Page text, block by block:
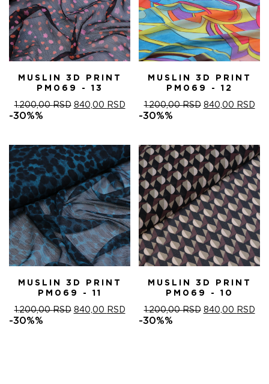
MUSLIN 3D PRINT
PM069 - 13
1.200,00RSD ОРИГИНАЛНА
1.200,00 RSD.
840,00 RSDТРЕНУТНА
ЦЕНА
-30%%
MUSLIN 3D PRINT
PM069 - 12
1.200,00RSD ОРИГИНАЛНА
1.200,00 RSD.
840,00 RSD
-30%%
MUSLIN 3D PRINT
PM069 - 11
1.200,00RSD ОРИГИНАЛНА
840,00 RSDТРЕНУТНА
ЦЕНА
-30%%
MUSLIN 3D PRINT
PM069 - 10
1.200,00RSD ОРИГИНАЛНА
840,00 RSD
-30%%